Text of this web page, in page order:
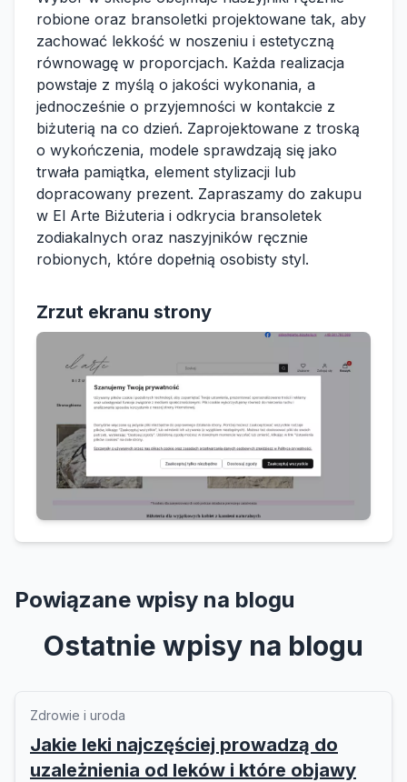
robione oraz bransoletki projektowane tak, aby
zachować lekkość w noszeniu i estetyczną
równowagę w proporcjach. Każda realizacja
powstaje z myślą o jakości wykonania, a
jednocześnie o przyjemności w kontakcie z
biżuterią na co dzień. Zaprojektowane z troską
o wykończenia, modele sprawdzają się jako
trwała pamiątka, element stylizacji lub
dopracowany prezent. Zapraszamy do zakupu
w El Arte Biżuteria i odkrycia bransoletek
zodiakalnych oraz naszyjników ręcznie
robionych, które dopełnią osobisty styl.
Zrzut ekranu strony
Powiązane wpisy na blogu
Ostatnie wpisy na blogu
Zdrowie i uroda
Jakie leki najczęściej prowadzą do
uzależnienia od leków i które objawy